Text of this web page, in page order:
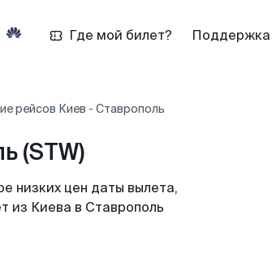
Где мой билет? Поддержка
рейсов Киев - Ставрополь
(STW)
низких цен даты вылета,
из Киева в Ставрополь